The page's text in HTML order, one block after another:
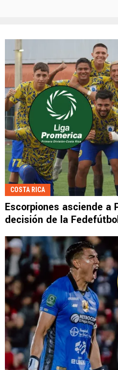
COSTA RICA
Escorpiones asciende a
decisión de la